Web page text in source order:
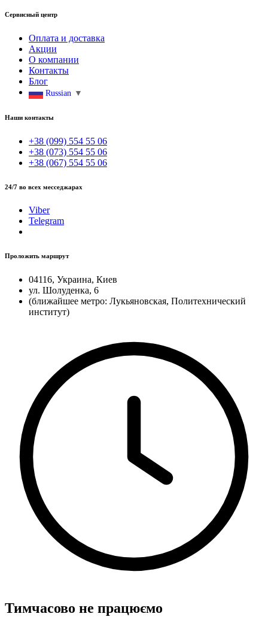
Сервисный центр
Оплата и доставка
Акции
О компании
Контакты
Блог
Russian ▼
Наши контакты
+38 (099) 554 55 06
+38 (073) 554 55 06
+38 (067) 554 55 06
24/7 во всех месседжарах
Viber
Telegram
Проложить маршрут
04116, Украина, Киев
ул. Шолуденка, 6
(ближайшее метро: Лукьяновская, Политехнический
институт)
Тимчасово не працюємо